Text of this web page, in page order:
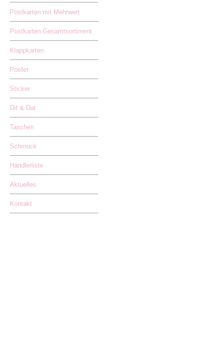
Postkarten mit Mehrwert
Postkarten Gesamtsortiment
Klappkarten
Poster
Sticker
Dit & Dat
Taschen
Schmuck
Händlerliste
Aktuelles
Kontakt